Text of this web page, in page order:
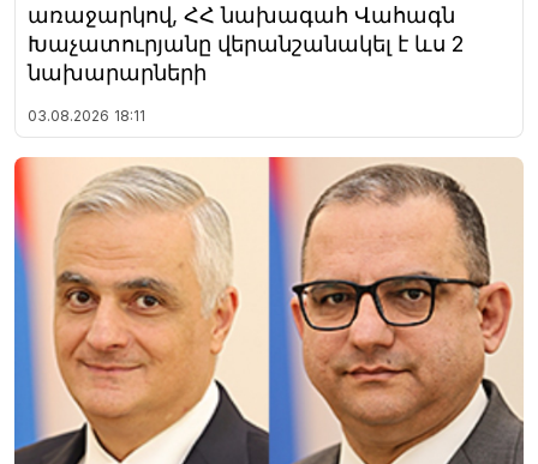
առաջարկով, ՀՀ նախագահ Վահագն
Խաչատուրյանը վերանշանակել է ևս 2
նախարարների
03.08.2026 18:11